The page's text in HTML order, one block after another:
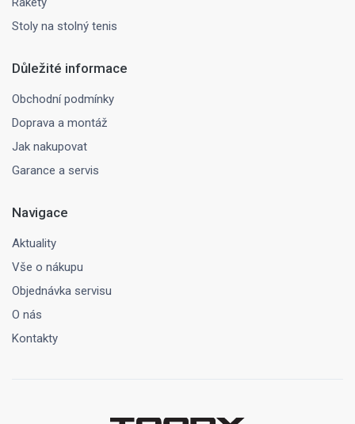
Stoly na stolný tenis
Důležité informace
Obchodní podmínky
Doprava a montáž
Jak nakupovat
Garance a servis
Navigace
Aktuality
Vše o nákupu
Objednávka servisu
O nás
Kontakty